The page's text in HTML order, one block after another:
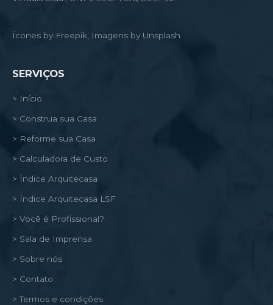
Ícones by Freepik, Imagens by Unsplash
SERVIÇOS
> Início
> Construa sua Casa
> Reforme sua Casa
> Calculadora de Custo
> Índice Arquitecasa
> Índice Arquitecasa LSF
> Você é Profissional?
> Sala de Imprensa
> Sobre nós
> Contato
> Termos e condições